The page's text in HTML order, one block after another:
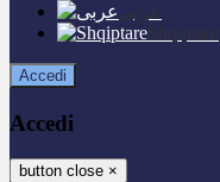
عربى
Shqiptare
Accedi
Accedi
button close ×